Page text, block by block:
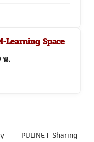
Learning Space
น.
PULINET Sharing